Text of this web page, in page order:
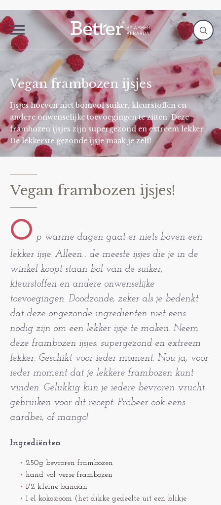
Vegan frambozen ijsjes
Ijsjes hoeven niet bomvol suiker, kleurstoffen en
andere onwenselijke toevoegingen te zitten. Deze
frambozen ijsjes zijn supergezond en extreem lekker.
De lekkerste gezonde ijsje maak je zelf!
Vegan frambozen ijsjes!
O p warme dagen gaat er niets boven een
lekker ijsje. Alleen... de meeste ijsjes die je in de
winkel koopt staan bol van de suiker,
kleurstoffen en andere onwenselijke
toevoegingen. Doodzonde, zeker als je bedenkt
dat deze ongezonde ingrediënten niet eens
nodig zijn om een lekker ijsje te maken. Neem
deze frambozen ijsjes: supergezond en extreem
lekker. Geschikt voor ieder moment. Nou ja, voor
ieder moment dat je lekkere frambozen kunt
vinden. Gelukkig kun je iedere bevroren vrucht
gebruiken voor dit recept. Probeer ook eens
aardbei, of mango!
Ingrediënten
250g bevroren frambozen
hand vol verse frambozen
1/2 kleine banaan
1 el kokosroom (het dikke gedeelte uit een blikje